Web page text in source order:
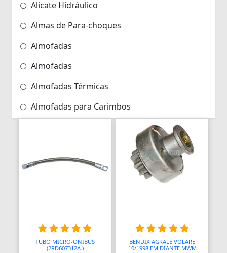
Alicate Hidráulico
Almas de Para-choques
Almofadas
Almofadas
Almofadas Térmicas
Almofadas para Carimbos
Alças para Banheiro
Andadores
Aneis para Microblading
TUBO MICRO-ONIBUS
(2RD607312A.)
BENDIX AGRALE VOLARE
10/1998 EM DIANTE MWM